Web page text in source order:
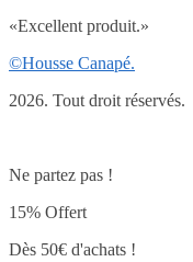
«Excellent produit.»
©Housse Canapé.
2026. Tout droit réservés.
Ne partez pas !
15% Offert
Dès 50€ d'achats !